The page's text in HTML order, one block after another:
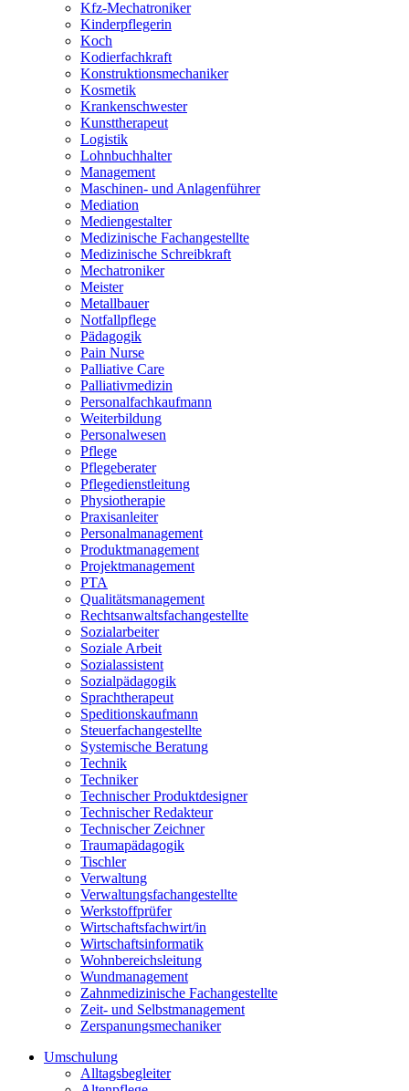
Kfz-Mechatroniker
Kinderpflegerin
Koch
Kodierfachkraft
Konstruktionsmechaniker
Kosmetik
Krankenschwester
Kunsttherapeut
Logistik
Lohnbuchhalter
Management
Maschinen- und Anlagenführer
Mediation
Mediengestalter
Medizinische Fachangestellte
Medizinische Schreibkraft
Mechatroniker
Meister
Metallbauer
Notfallpflege
Pädagogik
Pain Nurse
Palliative Care
Palliativmedizin
Personalfachkaufmann
Weiterbildung
Personalwesen
Pflege
Pflegeberater
Pflegedienstleitung
Physiotherapie
Praxisanleiter
Personalmanagement
Produktmanagement
Projektmanagement
PTA
Qualitätsmanagement
Rechtsanwaltsfachangestellte
Sozialarbeiter
Soziale Arbeit
Sozialassistent
Sozialpädagogik
Sprachtherapeut
Speditionskaufmann
Steuerfachangestellte
Systemische Beratung
Technik
Techniker
Technischer Produktdesigner
Technischer Redakteur
Technischer Zeichner
Traumapädagogik
Tischler
Verwaltung
Verwaltungsfachangestellte
Werkstoffprüfer
Wirtschaftsfachwirt/in
Wirtschaftsinformatik
Wohnbereichsleitung
Wundmanagement
Zahnmedizinische Fachangestellte
Zeit- und Selbstmanagement
Zerspanungsmechaniker
Umschulung
Alltagsbegleiter